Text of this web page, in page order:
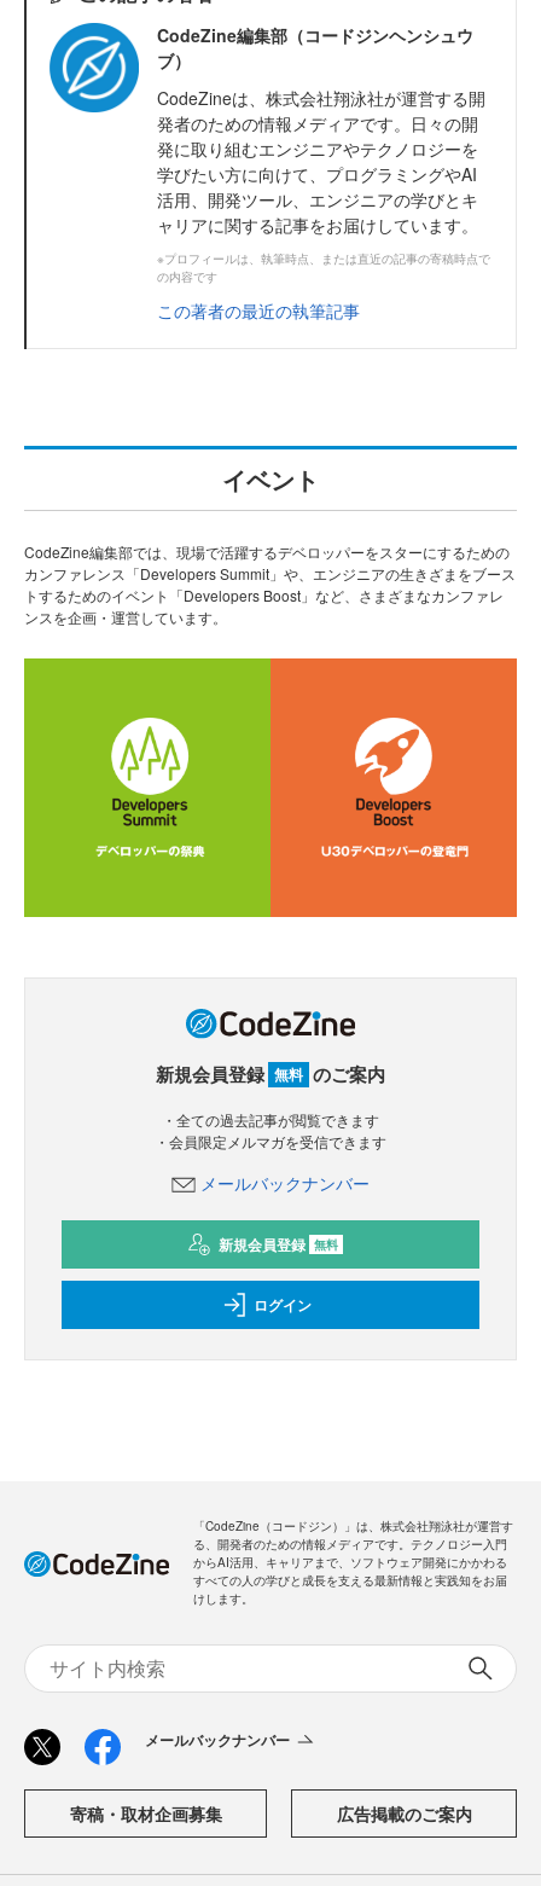
CodeZine編集部（コードジンヘンシュウ
ブ）
CodeZineは、株式会社翔泳社が運営する開
発者のための情報メディアです。日々の開
発に取り組むエンジニアやテクノロジーを
学びたい方に向けて、プログラミングやAI
活用、開発ツール、エンジニアの学びとキ
ャリアに関する記事をお届けしています。
※プロフィールは、執筆時点、または直近の記事の寄稿時点で
の内容です
この著者の最近の執筆記事
イベント
CodeZine編集部では、現場で活躍するデベロッパーをスターにするための
カンファレンス「Developers Summit」や、エンジニアの生きざまをブース
トするためのイベント「Developers Boost」など、さまざまなカンファレ
ンスを企画・運営しています。
新規会員登録 無料 のご案内
・全ての過去記事が閲覧できます
・会員限定メルマガを受信できます
メールバックナンバー
新規会員登録 無料
ログイン
「CodeZine（コードジン）」は、株式会社翔泳社が運営す
る、開発者のための情報メディアです。テクノロジー入門
からAI活用、キャリアまで、ソフトウェア開発にかかわる
すべての人の学びと成長を支える最新情報と実践知をお届
けします。
メールバックナンバー
寄稿・取材企画募集 広告掲載のご案内